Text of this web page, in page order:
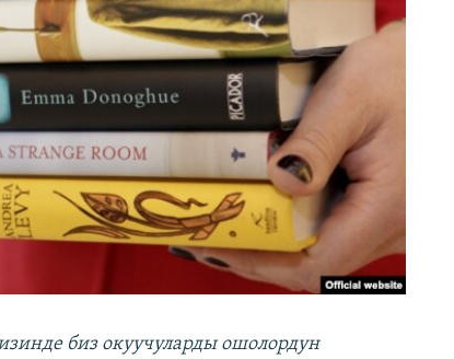
биз окуучуларды ошолордун